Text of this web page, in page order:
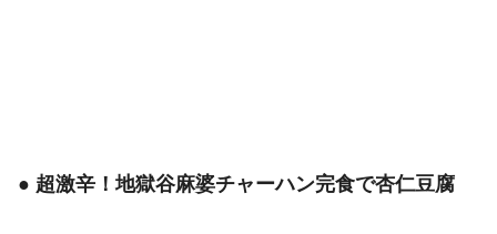
● 超激辛！地獄谷麻婆チャーハン完食で杏仁豆腐